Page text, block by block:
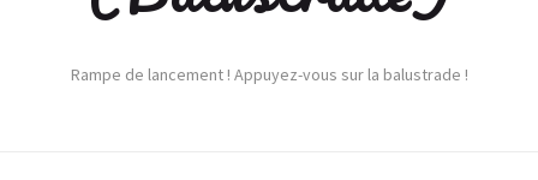
Rampe de lancement ! Appuyez-vous sur la balustrade !